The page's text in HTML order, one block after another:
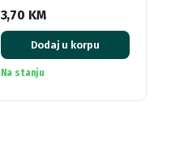
3,70 KM
Dodaj u korpu
Na stanju